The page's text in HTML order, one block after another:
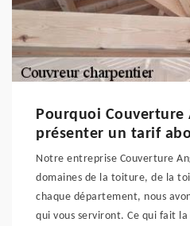
Pourquoi Couverture
présenter un tarif
Notre entreprise Couverture
domaines de la toiture, de la
chaque département, nous
qui vous serviront. Ce qui fait